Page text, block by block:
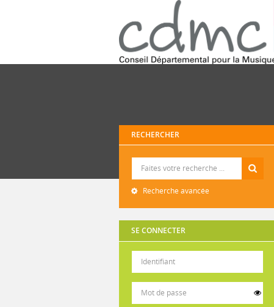
RECHERCHER
Recherche avancée
SE CONNECTER